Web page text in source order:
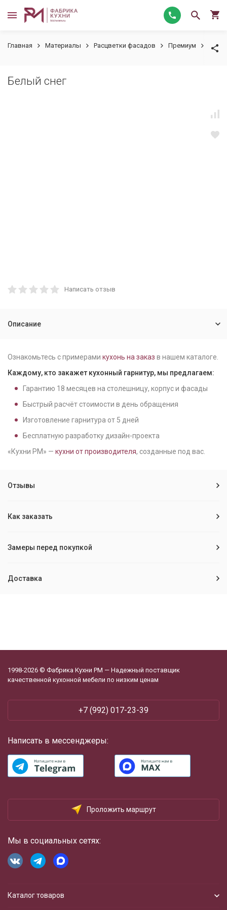
Главная Материалы Расцветки фасадов Премиум
Белый снег
Написать отзыв
Описание
Ознакомьтесь с примерами кухонь на заказ в нашем каталоге.
Каждому, кто закажет кухонный гарнитур, мы предлагаем:
Гарантию 18 месяцев на столешницу, корпус и фасады
Быстрый расчёт стоимости в день обращения
Изготовление гарнитура от 5 дней
Бесплатную разработку дизайн-проекта
«Кухни РМ» — кухни от производителя, созданные под вас.
Отзывы
Как заказать
Замеры перед покупкой
Доставка
1998-2026 © Фабрика Кухни РМ — Надежный поставщик
качественной кухонной мебели по низким ценам
+7 (992) 017-23-39
Написать в мессенджеры:
Проложить маршрут
Мы в социальных сетях:
Каталог товаров